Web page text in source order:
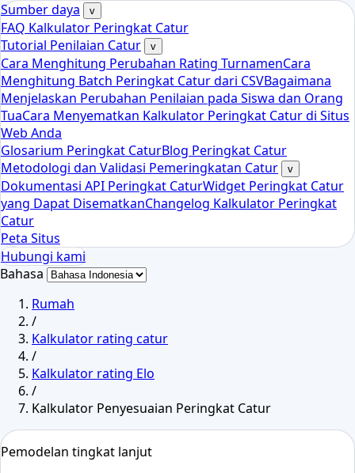
Sumber daya
v
FAQ Kalkulator Peringkat Catur
Tutorial Penilaian Catur
v
Cara Menghitung Perubahan Rating TurnamenCara
Menghitung Batch Peringkat Catur dari CSVBagaimana
Menjelaskan Perubahan Penilaian pada Siswa dan Orang
TuaCara Menyematkan Kalkulator Peringkat Catur di Situs
Web Anda
Glosarium Peringkat CaturBlog Peringkat Catur
Metodologi dan Validasi Pemeringkatan Catur
v
Dokumentasi API Peringkat CaturWidget Peringkat Catur
yang Dapat DisematkanChangelog Kalkulator Peringkat
Catur
Peta Situs
Hubungi kami
Bahasa
Rumah
/
Kalkulator rating catur
/
Kalkulator rating Elo
/
Kalkulator Penyesuaian Peringkat Catur
Pemodelan tingkat lanjut